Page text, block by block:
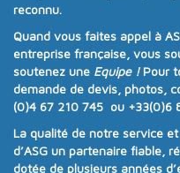
reconnu.
Quand vous faites appel à
entreprise française , vous
soutenez une Equipe !Pour
demande de devis, photos,
(0)4 67 210 745 ou +33(0)6
La qualité de notre service
d’ASG un partenaire fiable,
dotée de plusieurs années